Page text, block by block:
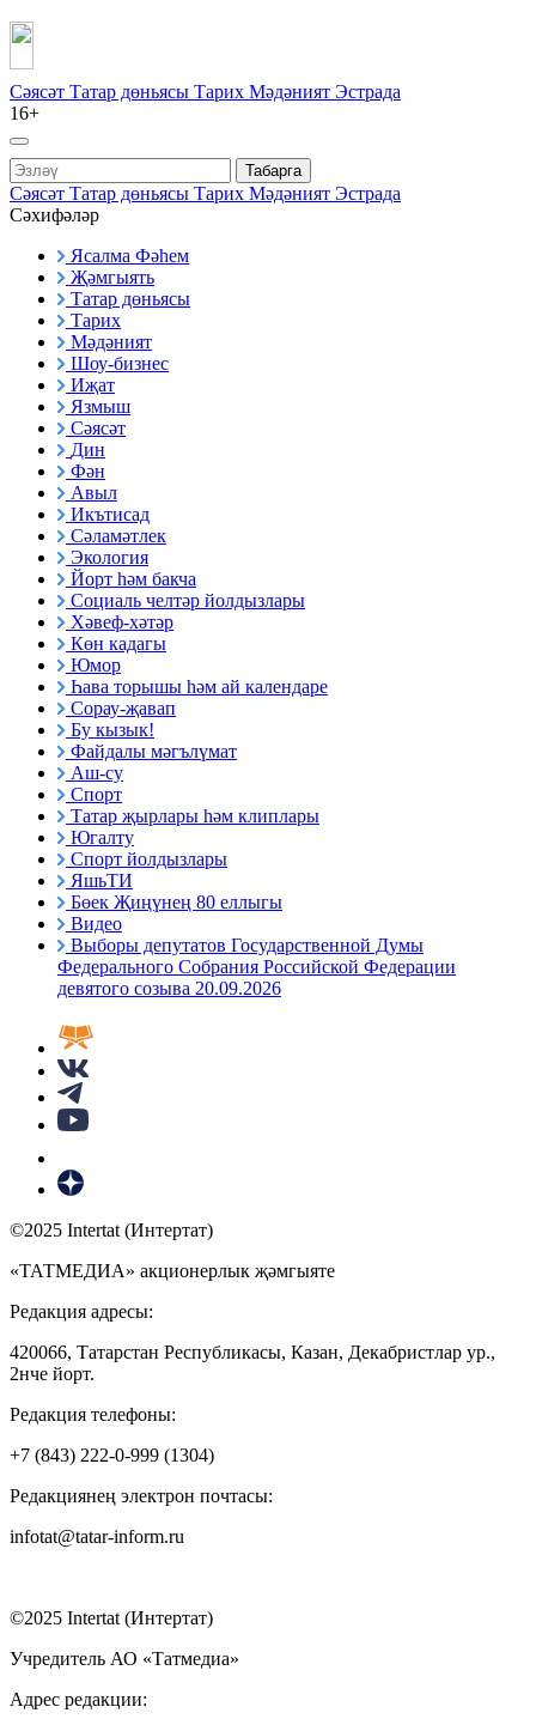
Сәясәт Татар дөньясы Тарих Мәдәният Эстрада
16+
Табарга
Сәясәт Татар дөньясы Тарих Мәдәният Эстрада
Сәхифәләр
Ясалма Фәһем
Җәмгыять
Татар дөньясы
Тарих
Мәдәният
Шоу-бизнес
Иҗат
Язмыш
Сәясәт
Дин
Фән
Авыл
Икътисад
Сәламәтлек
Экология
Йорт һәм бакча
Социаль челтәр йолдызлары
Хәвеф-хәтәр
Көн кадагы
Юмор
Һава торышы һәм ай календаре
Сорау-җавап
Бу кызык!
Файдалы мәгълүмат
Аш-су
Спорт
Татар җырлары һәм клиплары
Югалту
Спорт йолдызлары
ЯшьТИ
Бөек Җиңүнең 80 еллыгы
Видео
Выборы депутатов Государственной Думы
Федерального Собрания Российской Федерации
девятого созыва 20.09.2026
©2025 Intertat (Интертат)
«ТАТМЕДИА» акционерлык җәмгыяте
Редакция адресы:
420066, Татарстан Республикасы, Казан, Декабристлар ур.,
2нче йорт.
Редакция телефоны:
+7 (843) 222-0-999 (1304)
Редакциянең электрон почтасы:
infotat@tatar-inform.ru
©2025 Intertat (Интертат)
Учредитель АО «Татмедиа»
Адрес редакции: